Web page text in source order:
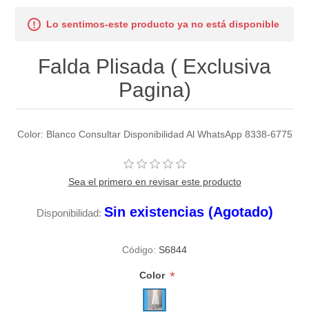
Lo sentimos-este producto ya no está disponible
Falda Plisada ( Exclusiva
Pagina)
Color: Blanco Consultar Disponibilidad Al WhatsApp 8338-6775
Sea el primero en revisar este producto
Disponibilidad: Sin existencias (Agotado)
Código: S6844
Color *